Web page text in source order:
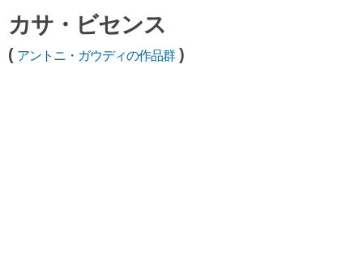
カサ・ビセンス
( アントニ・ガウディの作品群)